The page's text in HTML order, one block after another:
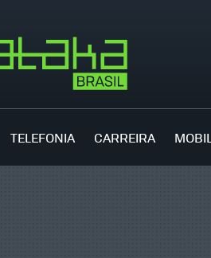
TELEFONIA CARREIRA